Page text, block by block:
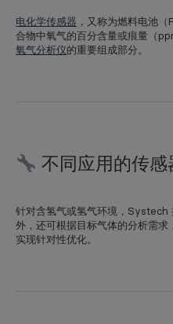
电化学传感器 ，又称为燃料电池
合物中氧气的百分含量或痕量（
氧气分析仪的重要组成部分。
不同应用的传感
针对含氢气或氢气环境，Systech
外，还可根据目标气体的分析需求
实现针对性优化。